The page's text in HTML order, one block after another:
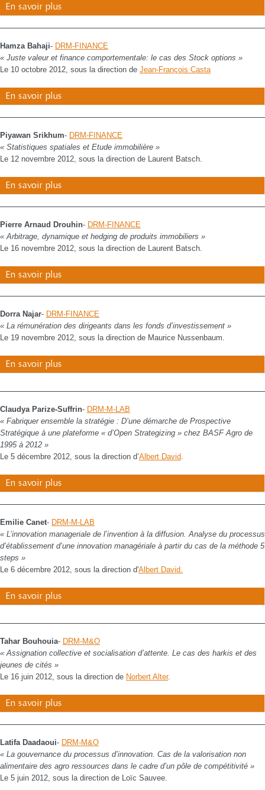
En savoir plus
Hamza Bahaji- DRM-FINANCE
« Juste valeur et finance comportementale: le cas des Stock options »
Le 10 octobre 2012, sous la direction de Jean-François Casta
En savoir plus
Piyawan Srikhum- DRM-FINANCE
« Statistiques spatiales et Etude immobilière »
Le 12 novembre 2012, sous la direction de Laurent Batsch.
En savoir plus
Pierre Arnaud Drouhin- DRM-FINANCE
« Arbitrage, dynamique et hedging de produits immobiliers »
Le 16 novembre 2012, sous la direction de Laurent Batsch.
En savoir plus
Dorra Najar- DRM-FINANCE
« La rémunération des dirigeants dans les fonds d’investissement »
Le 19 novembre 2012, sous la direction de Maurice Nussenbaum.
En savoir plus
Claudya Parize-Suffrin- DRM-M-LAB
« Fabriquer ensemble la stratégie : D’une démarche de Prospective
Stratégique à une plateforme « d’Open Strategizing » chez BASF Agro de
1995 à 2012 »
Le 5 décembre 2012, sous la direction d’Albert David.
En savoir plus
Emilie Canet- DRM-M-LAB
« L’innovation manageriale de l’invention à la diffusion. Analyse du processus
d’établissement d’une innovation managériale à partir du cas de la méthode 5
steps »
Le 6 décembre 2012, sous la direction d'Albert David.
En savoir plus
Tahar Bouhouia- DRM-M&O
« Assignation collective et socialisation d’attente. Le cas des harkis et des
jeunes de cités »
Le 16 juin 2012, sous la direction de Norbert Alter.
En savoir plus
Latifa Daadaoui- DRM-M&O
« La gouvernance du processus d’innovation. Cas de la valorisation non
alimentaire des agro ressources dans le cadre d’un pôle de compétitivité »
Le 5 juin 2012, sous la direction de Loïc Sauvee.